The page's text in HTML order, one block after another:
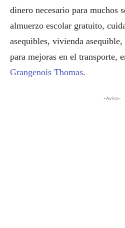
dinero necesario para muchos
almuerzo escolar gratuito,
asequibles, vivienda
para mejoras en el transporte,
Grangenois Thomas.
-Aviso-